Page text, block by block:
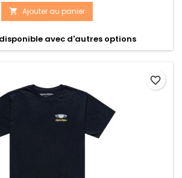
 Ajouter au panier
avec d'autres options
favorite_border